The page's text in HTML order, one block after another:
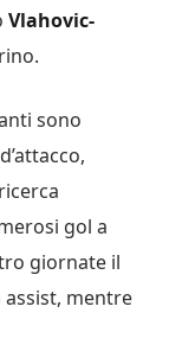
Vlahovic-
sono
gol a
giornate il
mentre